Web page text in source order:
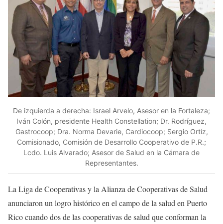
De izquierda a derecha: Israel Arvelo, Asesor en la Fortaleza;
Iván Colón, presidente Health Constellation; Dr. Rodríguez,
Gastrocoop; Dra. Norma Devarie, Cardiocoop; Sergio Ortíz,
Comisionado, Comisión de Desarrollo Cooperativo de P.R.;
Lcdo. Luis Alvarado; Asesor de Salud en la Cámara de
Representantes.
La Liga de Cooperativas y la Alianza de Cooperativas de Salud
anunciaron un logro histórico en el campo de la salud en Puerto
Rico cuando dos de las cooperativas de salud que conforman la